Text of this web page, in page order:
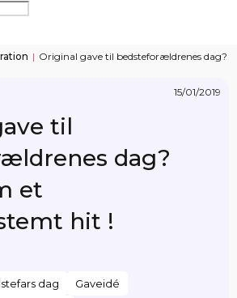
| Original gave til bedsteforældrenes dag?
15/01/2019
til
dag?
et
hit !
dag
Gaveidé